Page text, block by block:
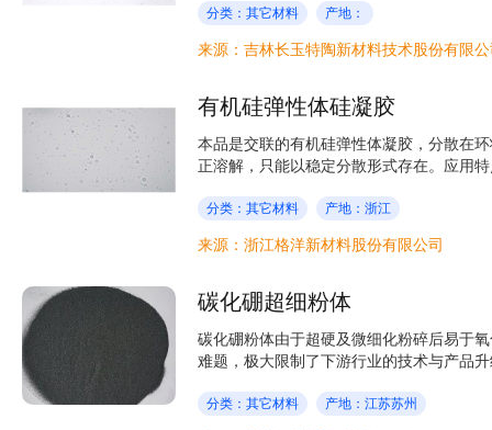
分类：其它材料 产地：
来源：吉林长玉特陶新材料技术股份有限
有机硅弹性体硅凝胶
本品是交联的有机硅弹性体凝胶，分散在
正溶解，只能以稳定分散形式存在。应用
分类：其它材料 产地：浙江
来源：浙江格洋新材料股份有限公司
碳化硼超细粉体
碳化硼粉体由于超硬及微细化粉碎后易于
难题，极大限制了下游行业的技术与产品
分类：其它材料 产地：江苏苏州